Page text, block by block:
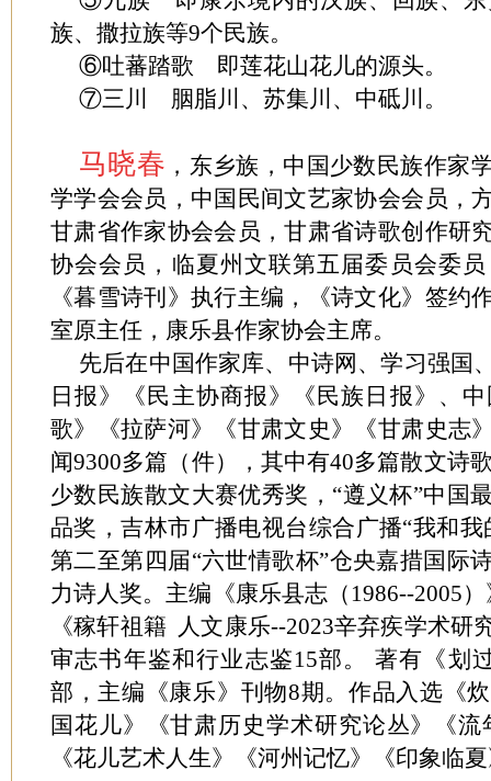
族、撒拉族等9个民族。
⑥吐蕃踏歌 即莲花山花儿的源头。
⑦三川 胭脂川、苏集川、中砥川。
马晓春 ，东乡族，中国少数民族作家
学学会会员，中国民间文艺家协会会员，
甘肃省作家协会会员，甘肃省诗歌创作研
协会会员，临夏州文联第五届委员会委
《暮雪诗刊》执行主编，《诗文化》签约
室原主任，康乐县作家协会主席。
先后在中国作家库、中诗网、学习强国
日报》《民主协商报》《民族日报》、
歌》《拉萨河》《甘肃文史》《甘肃史志
闻9300多篇（件），其中有40多篇散文诗
少数民族散文大赛优秀奖，“遵义杯”中国
品奖，吉林市广播电视台综合广播“我和
第二至第四届“六世情歌杯”仓央嘉措国际
力诗人奖。主编《康乐县志（1986--2005
《稼轩祖籍 人文康乐--2023辛弃疾学术研
审志书年鉴和行业志鉴15部。 著有《划
部，主编《康乐》刊物8期。作品入选《
国花儿》《甘肃历史学术研究论丛》《
《花儿艺术人生》《河州记忆》《印象临